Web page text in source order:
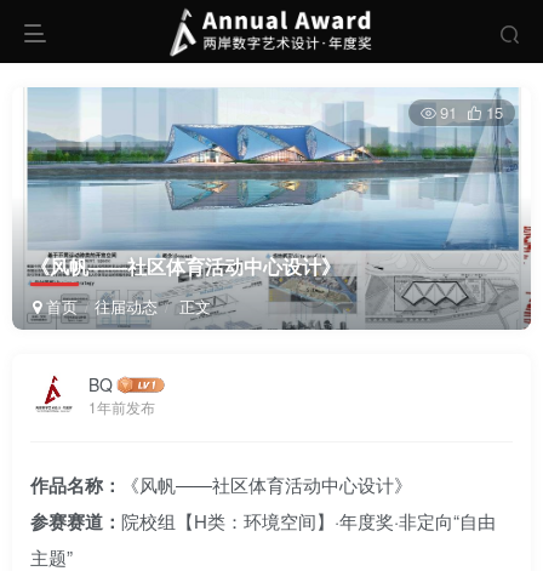
《风帆——社区体育活动中心设计》
首页 往届动态 正文
91 15
BQ
1年前发布
作品名称： 《风帆——社区体育活动中心设计》
参赛赛道： 院校组【H类：环境空间】·年度奖·非定向“自由
主题”